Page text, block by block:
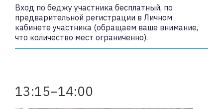
Вход по беджу участника бесплатный, по
предварительной регистрации в Личном
кабинете участника (обращаем ваше внимание,
что количество мест ограниченно).
13:15–14:00